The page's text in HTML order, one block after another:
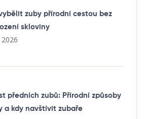
zuby přírodní cestou bez
skloviny
předních zubů: Přírodní způsoby
a kdy navštívit zubaře